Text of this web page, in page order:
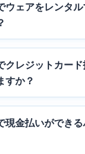
ウェアをレンタ
クレジットカー
すか？
現金払いができ